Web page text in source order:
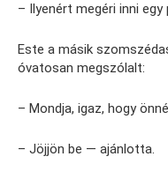
– Ilyenért megéri inni egy
Este a másik
óvatosan megszólalt:
– Mondja, igaz, hogy
– Jöjjön be — ajánlotta.